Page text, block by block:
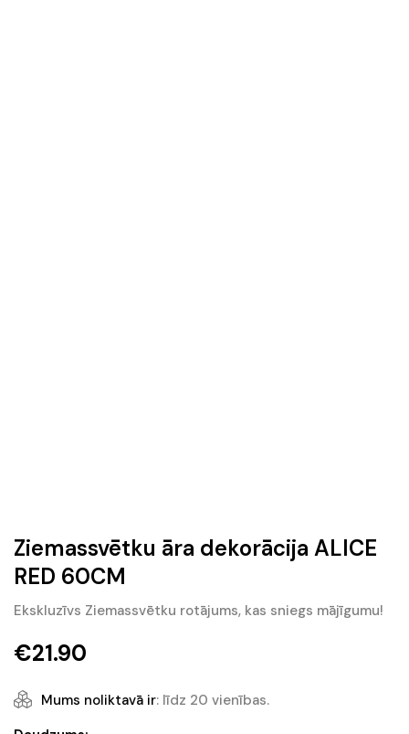
Ziemassvētku āra dekorācija ALICE
RED 60CM
Ekskluzīvs Ziemassvētku rotājums, kas sniegs mājīgumu!
€21.90
Mums noliktavā ir: līdz 20 vienības.